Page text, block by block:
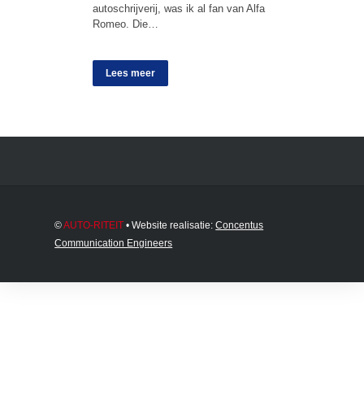
autoschrijverij, was ik al fan van Alfa
Romeo. Die…
Lees meer
©AUTO-RITEIT • Website realisatie:Concentus
Communication Engineers